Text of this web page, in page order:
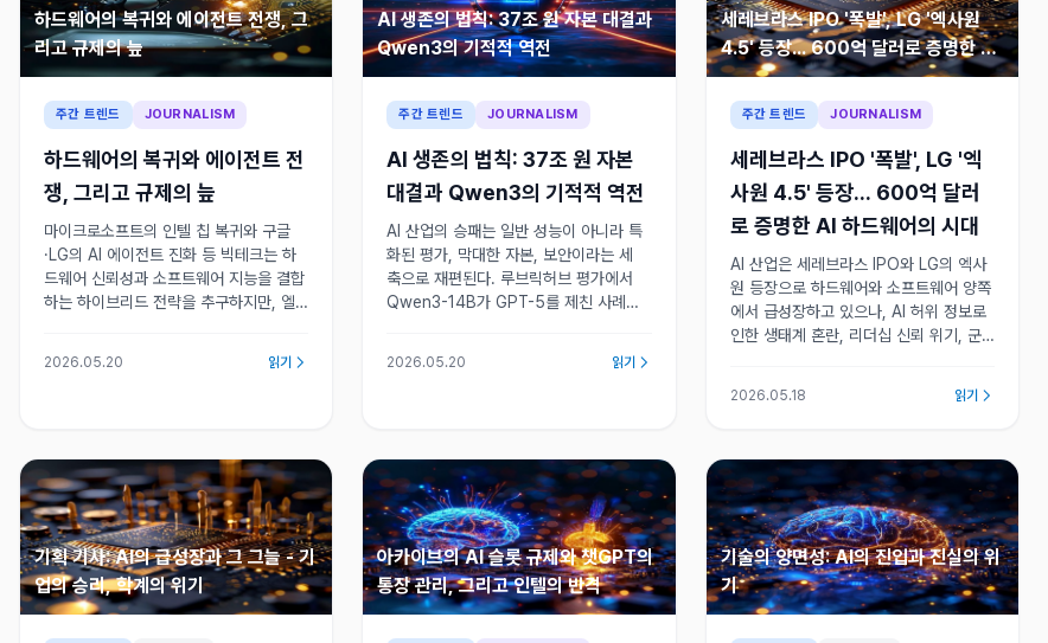
하드웨어의 복귀와 에이전트 전쟁, 그
리고 규제의 늪
주간 트렌드 JOURNALISM
하드웨어의 복귀와 에이전트 전
쟁, 그리고 규제의 늪
마이크로소프트의 인텔 칩 복귀와 구글
·LG의 AI 에이전트 진화 등 빅테크는 하
드웨어 신뢰성과 소프트웨어 지능을 결합
하는 하이브리드 전략을 추구하지만, 엘
여전히 미해결 과제로 남아 있다.
2026.05.20 읽기
AI 생존의 법칙: 37조 원 자본 대결과
Qwen3의 기적적 역전
주간 트렌드 JOURNALISM
AI 생존의 법칙: 37조 원 자본
대결과 Qwen3의 기적적 역전
AI 산업의 승패는 일반 성능이 아니라 특
화된 평가, 막대한 자본, 보안이라는 세
축으로 재편된다. 루브릭허브 평가에서
Qwen3-14B가 GPT-5를 제친 사례는
평가는 다시 정의해야 살아남는다.
2026.05.20 읽기
세레브라스 IPO '폭발', LG '엑사원
4.5' 등장... 600억 달러로 증명한 AI
하드웨어의 시대
주간 트렌드 JOURNALISM
세레브라스 IPO '폭발', LG '엑
사원 4.5' 등장... 600억 달러
로 증명한 AI 하드웨어의 시대
AI 산업은 세레브라스 IPO와 LG의 엑사
원 등장으로 하드웨어와 소프트웨어 양쪽
에서 급성장하고 있으나, AI 허위 정보로
인한 생태계 혼란, 리더십 신뢰 위기, 군
요한 전환점을 맞이하고 있다.
2026.05.18 읽기
기획 기사: AI의 급성장과 그 그늘 - 기
업의 승리, 학계의 위기
아카이브의 AI 슬롯 규제와 챗GPT의
통장 관리, 그리고 인텔의 반격
기술의 양면성: AI의 진입과 진실의 위
기